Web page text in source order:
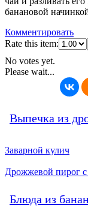
банановой
Комментировать
Rate this item:
No votes yet.
Please wait...
Выпечка из
Заварной кулич
Дрожжевой пирог
Блюда из